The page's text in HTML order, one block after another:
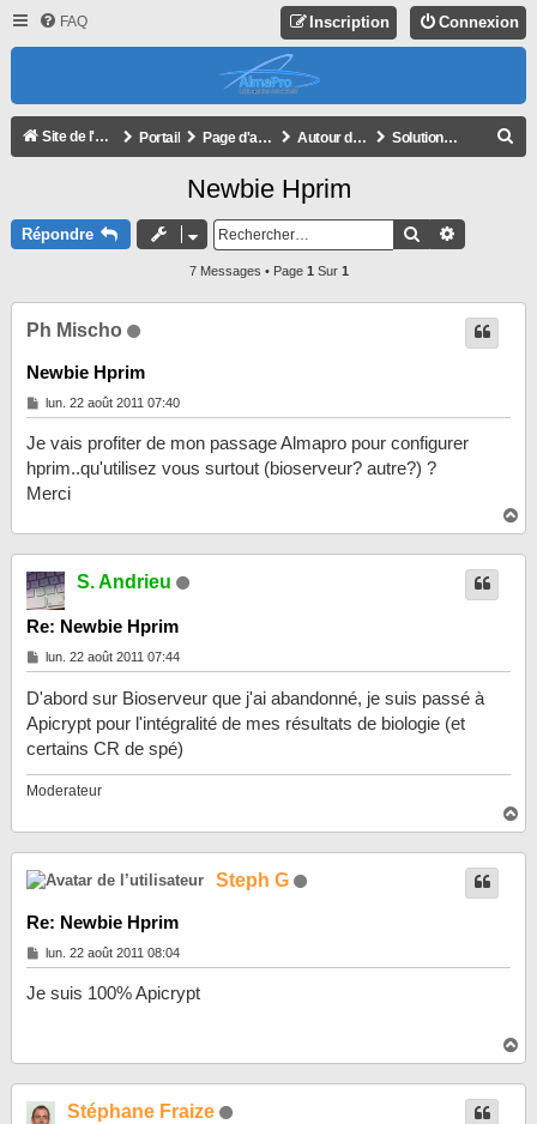
FAQ Connexion
Inscription
Site de l'association Portail Page d'accueil du forum Autour d'AlmaPro Solutions HPRIM
Newbie Hprim
Répondre Rechercher
7 Messages • Page 1 Sur 1
Ph Mischo
Newbie Hprim
M
e
s
a
g
e
lun. 22 août 2011 07:40
Je vais profiter de mon passage Almapro pour configurer
hprim..qu'utilisez vous surtout (bioserveur? autre?) ?
Merci
a
S. Andrieu
Re: Newbie Hprim
M
e
s
a
g
e
lun. 22 août 2011 07:44
D'abord sur Bioserveur que j'ai abandonné, je suis passé à
Apicrypt pour l'intégralité de mes résultats de biologie (et
certains CR de spé)
Moderateur
a
Steph G
Re: Newbie Hprim
M
e
s
lun. 22 août 2011 08:04
Je suis 100% Apicrypt
a
Stéphane Fraize